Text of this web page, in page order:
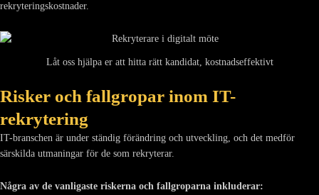
rekryteringskostnader.
Låt oss hjälpa er att hitta rätt kandidat, kostnadseffektivt
Risker och fallgropar inom IT-
rekrytering
IT-branschen är under ständig förändring och utveckling, och det medför
särskilda utmaningar för de som rekryterar.
Några av de vanligaste riskerna och fallgroparna inkluderar: